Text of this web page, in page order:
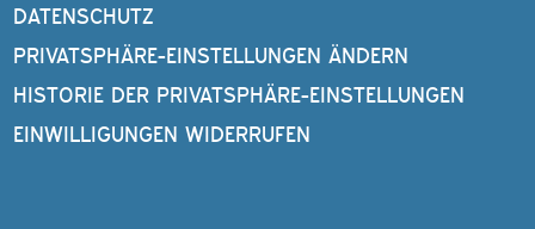
DATENSCHUTZ
PRIVATSPHÄRE-EINSTELLUNGEN ÄNDERN
HISTORIE DER PRIVATSPHÄRE-EINSTELLUNGEN
EINWILLIGUNGEN WIDERRUFEN